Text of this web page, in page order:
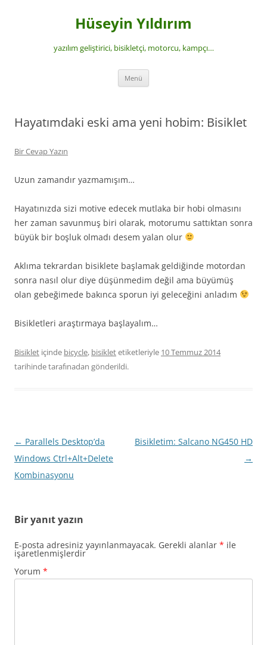
Hüseyin Yıldırım
yazılım geliştirici, bisikletçi, motorcu, kampçı…
Menü
Hayatımdaki eski ama yeni hobim: Bisiklet
Bir Cevap Yazın
Uzun zamandır yazmamışım…
Hayatınızda sizi motive edecek mutlaka bir hobi olmasını
her zaman savunmuş biri olarak, motorumu sattıktan sonra
büyük bir boşluk olmadı desem yalan olur
Aklıma tekrardan bisiklete başlamak geldiğinde motordan
sonra nasıl olur diye düşünmedim değil ama büyümüş
olan gebeğimede bakınca sporun iyi geleceğini anladım
Bisikletleri araştırmaya başlayalım…
Bisiklet içinde bicycle, bisikletetiketleriyle 10 Temmuz 2014
tarihindetarafınadan gönderildi.
Yazı
dolaşımı
← Parallels Desktop’da
Windows Ctrl+Alt+Delete
Kombinasyonu
Bisikletim: Salcano NG450 HD
→
Bir yanıt yazın
E-posta adresiniz yayınlanmayacak. Gerekli alanlar * ile
işaretlenmişlerdir
Yorum *